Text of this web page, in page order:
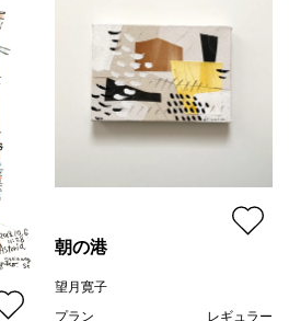
朝の港
望月寛子
プラン
レギュラー